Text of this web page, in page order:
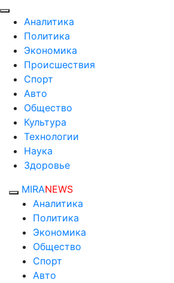
Аналитика
Политика
Экономика
Происшествия
Спорт
Авто
Общество
Культура
Технологии
Наука
Здоровье
MIRANEWS
Аналитика
Политика
Экономика
Общество
Спорт
Авто